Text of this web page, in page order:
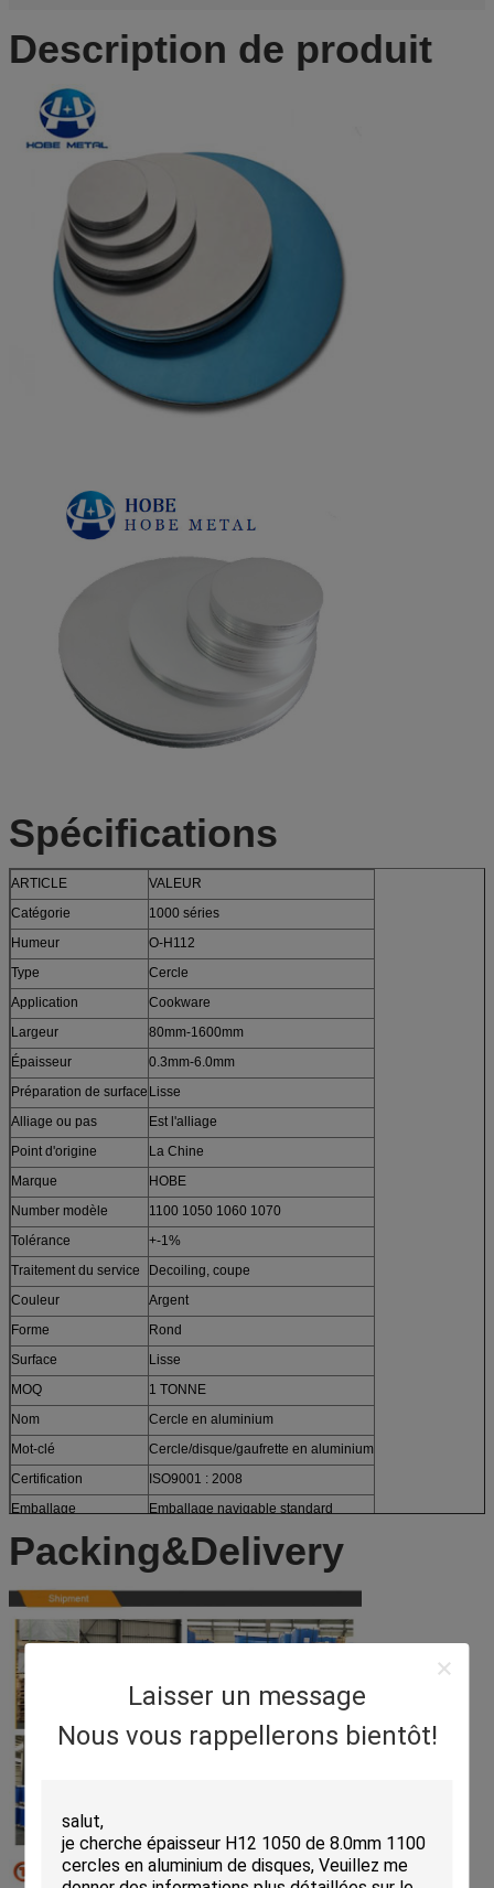
Laisser un message
Nous vous rappellerons bientôt!
Description de produit
Spécifications
ARTICLE
VALEUR
Catégorie
1000 séries
Humeur
O-H112
Type
Cercle
Application
Cookware
Largeur
80mm-1600mm
Épaisseur
0.3mm-6.0mm
Préparation de surface Lisse
Alliage ou pas
Est l'alliage
Point d'origine
La Chine
Marque
HOBE
Number modèle
1100 1050 1060 1070
Tolérance
+-1%
Traitement du service
Decoiling, coupe
Couleur
Argent
Forme
Rond
Surface
Lisse
MOQ
1 TONNE
Nom
Cercle en aluminium
Mot-clé
Cercle/disque/gaufrette en aluminium
Certification
ISO9001 : 2008
Emballage
Emballage navigable standard
Packing&Delivery